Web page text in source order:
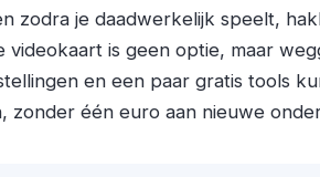
zodra je daadwerkelijk speelt,
videokaart is geen optie, maar
en een paar gratis tools
zonder één euro aan nieuwe